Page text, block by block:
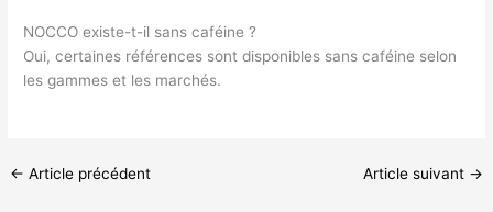
NOCCO existe-t-il sans caféine ?
Oui, certaines références sont disponibles sans caféine selon
les gammes et les marchés.
← Article précédent Article suivant →